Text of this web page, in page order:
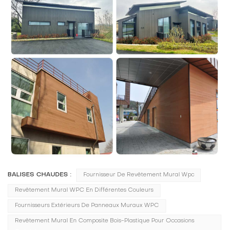
BALISES CHAUDES : Fournisseur De Revêtement Mural Wpc
Revêtement Mural WPC En Différentes Couleurs
Fournisseurs Extérieurs De Panneaux Muraux WPC
Revêtement Mural En Composite Bois-Plastique Pour Occasions